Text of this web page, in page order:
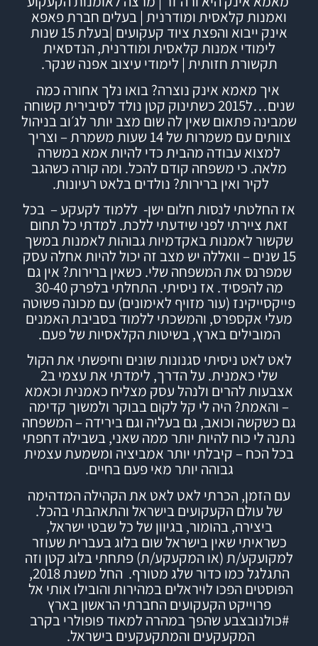
ואמנות קלאסית ומודרנית | בעלים חברתפאפא
אינק ייבוא והפצת ציוד קעקועים |
בעלת 15 שנות
לימודי אמנות קלאסית ומודרנית, הנדסאית
תקשורת חזותית | לימודי עיצוב אפנה שנקר.
איך מאמא אינק נוצרה?בואו נלך אחורה כמה
שנים…ל2015 כשתינוק קטן נולד לסיבירית קשוחה
שמבינה פתאום שאין לה שום מצב יותר לג׳וב בניהול
צוותים עם משמרות של 14 שעות משמרת – וצריך
למצוא עבודה מהבית כדי להיות אמא במשרה
מלאה. כי משפחה קודם להכל. ומה קורה כשהגב
לקיר ואין ברירות? נולדים בלאט רעיונות.
אז החלטתי לנסות חלום ישן- ללמוד לקעקע – בכל
זאת ציירתי לפני שידעתי ללכת. למדתי כל תחום
שקשור לאמנות באקדמיות גבוהות לאמנות במשך
15 שנים – וואללה יש מצב זה יכול להיות אחלה עסק
שמפרנס את המשפחה שלי. כשאין ברירות? אין גם
מה להפסיד. אז ניסיתי.
התחלתי בלפרק 30-40
פייקסייקינז (עור מזויף לאימונים) עם מכונה פשוטה
מעלי אקספרס, והמשכתי ללמודבסביבת האמנים
המובילים בארץ,בשיטות הקלאסיות של פעם.
לאט לאט ניסיתי סגנונות שונים וחיפשתי את הקול
שלי כאמנית. על הדרך, לימדתי את עצמי ב2
אצבעות להרים ולנהל עסק מצליח כאמנית וכאמא
– והאמת? היה לי קל לקום בבוקר ולמשוך קדימה
גם כשקשה וכואב, גם בעליה וגם בירידה – המשפחה
נתנה לי כוח להיות יותר ממה שאני, בשבילה דחפתי
בכל הכח – קיבלתי יותר אמביציה ומשמעת עצמית
גבוהה יותר מאי פעם בחיים.
עם הזמן, הכרתי לאט לאט את הקהילה המדהימה
של עולם הקעקועים בישראל והתאהבתי בהכל.
ביצירה, בהומור, בגיוון של כל שבטי ישראל,
כשראיתי שאין בישראל שום בלוג בעברית שעוזר
למקועקע/ת (או המקעקע/ת) פתחתיבלוגקטן וזה
התגלגל כמו כדור שלג מטורף.
החל משנת 2018,
הפוסטים הפכו לויראלים במהירות והובילו אותי אל
פרוייקט הקעקועים החברתי הראשון בארץ
#כולנובצבעשהפך במהרה למאוד פופולרי בקרב
המקעקעים והמתקעקעים בישראל.